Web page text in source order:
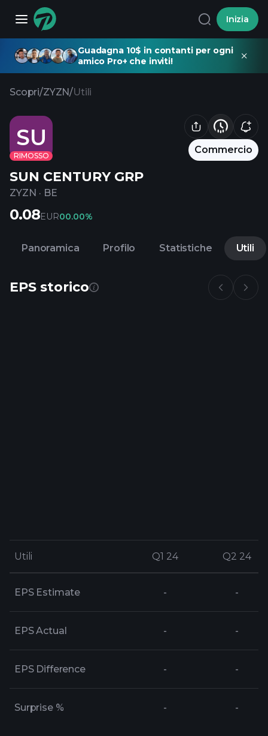
Inizia
Guadagna 10$ in contanti per ogni
amico Pro+ che inviti!
Scopri/ZYZN/Utili
SU
RIMOSSO
Commercio
SUN CENTURY GRP
ZYZN · BE
0.08EUR00.00%
Panoramica Profilo Statistiche Utili
EPS storico
Utili Q1 24 Q2 24
Utili Q1 24 Q2 24
EPS Estimate - -
EPS Actual - -
EPS Difference - -
Surprise % - -